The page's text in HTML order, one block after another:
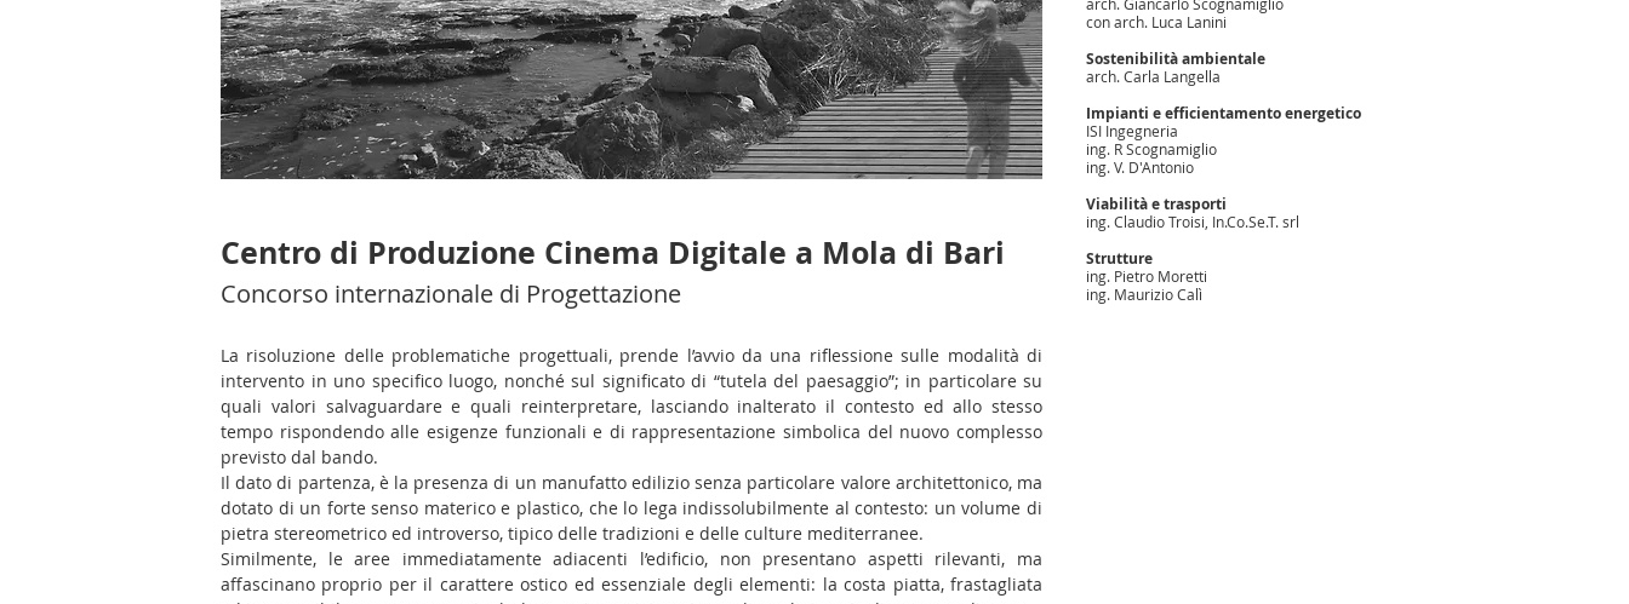
con arch. Luca Lanini
Sostenibilità ambientale
arch. Carla Langella
Impianti e efficientamento energetico
ISI Ingegneria
ing. R Scognamiglio
ing. V. D'Antonio
Viabilità e trasporti
ing. Claudio Troisi, In.Co.Se.T. srl
Strutture
ing. Pietro Moretti
ing. Maurizio Calì
Centro di Produzione Cinema Digitale a Mola di Bari
Concorso internazionale di Progettazione
La risoluzione delle problematiche progettuali, prende l’avvio da una riflessione sulle modalità di
intervento in uno specifico luogo, nonché sul significato di “tutela del paesaggio”; in particolare su
quali valori salvaguardare e quali reinterpretare, lasciando inalterato il contesto ed allo stesso
tempo rispondendo alle esigenze funzionali e di rappresentazione simbolica del nuovo complesso
previsto dal bando.
Il dato di partenza, è la presenza di un manufatto edilizio senza particolare valore architettonico, ma
dotato di un forte senso materico e plastico, che lo lega indissolubilmente al contesto: un volume di
pietra stereometrico ed introverso, tipico delle tradizioni e delle culture mediterranee.
Similmente, le aree immediatamente adiacenti l’edificio, non presentano aspetti rilevanti, ma
affascinano proprio per il carattere ostico ed essenziale degli elementi: la costa piatta, frastagliata